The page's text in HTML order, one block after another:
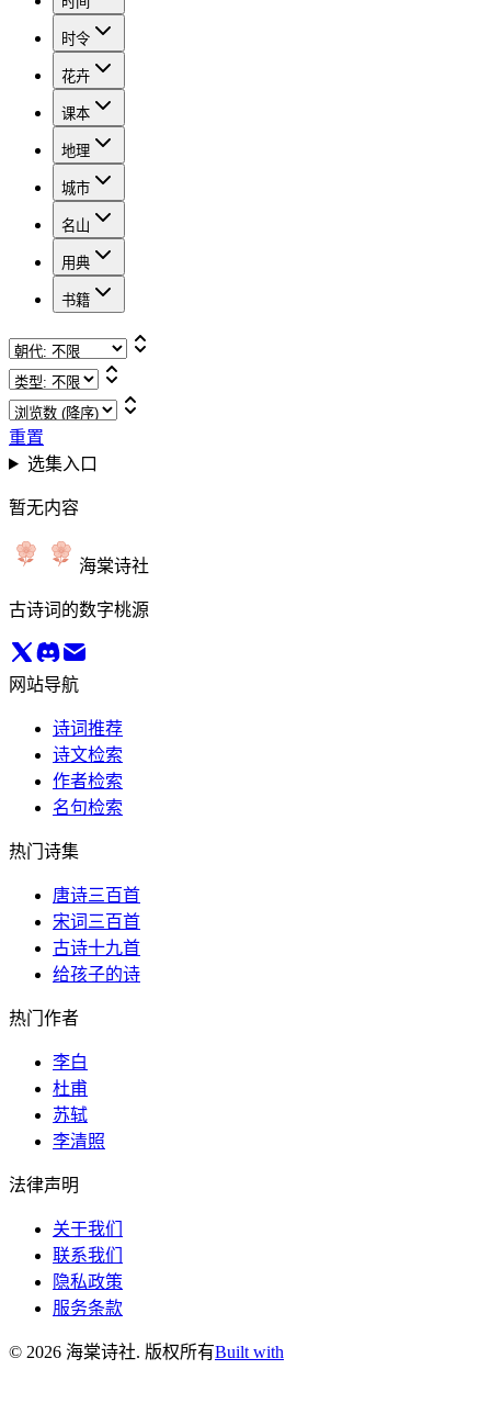
时令
花卉
课本
地理
城市
名山
用典
书籍
重置
选集入口
暂无内容
海棠诗社
古诗词的数字桃源
网站导航
诗词推荐
诗文检索
作者检索
名句检索
热门诗集
唐诗三百首
宋词三百首
古诗十九首
给孩子的诗
热门作者
李白
杜甫
苏轼
李清照
法律声明
关于我们
联系我们
隐私政策
服务条款
© 2026 海棠诗社. 版权所有Built with